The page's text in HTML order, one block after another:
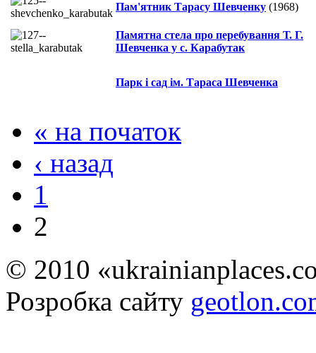
Пам'ятник Тарасу Шевченку (1968)
Памятна стела про перебування Т. Г.
Шевченка у с. Карабутак
Парк і сад ім. Тараса Шевченка
« на початок
‹ назад
1
2
© 2010
Розробка сайту